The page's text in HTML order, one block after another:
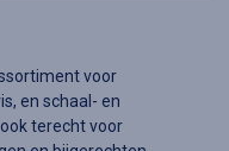
voor
en schaal- en
terecht voor